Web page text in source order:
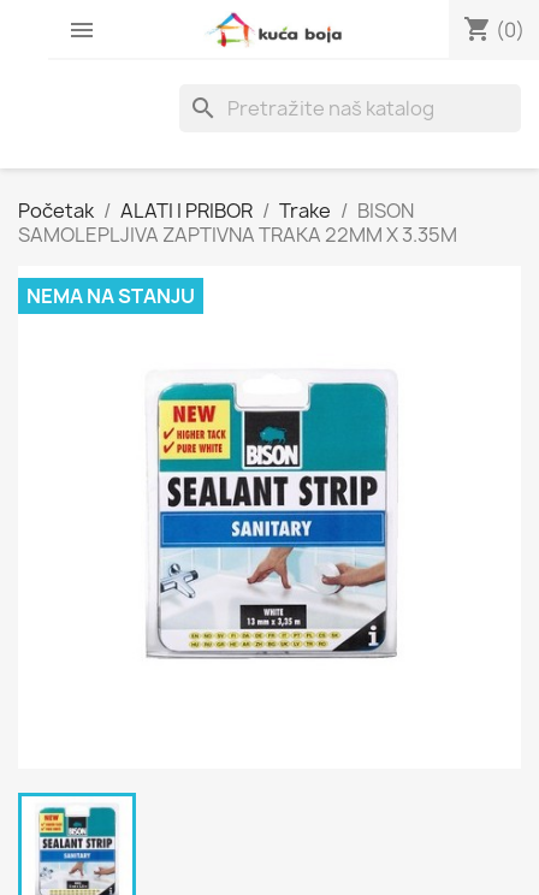
 shopping_cart (0)
search
Početak ALATI I PRIBOR Trake
BISON
SAMOLEPLJIVA ZAPTIVNA TRAKA 22MM X 3.35M
NEMA NA STANJU